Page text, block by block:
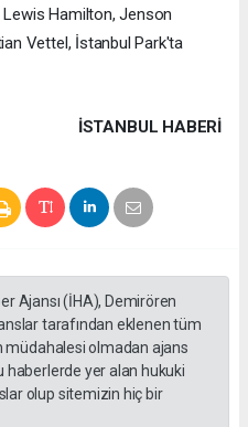
Hamilton, Jenson
Vettel, İstanbul Park'ta
İSTANBUL HABERİ
Ajansı (İHA), Demirören
tarafından eklenen tüm
müdahalesi olmadan ajans
haberlerde yer alan hukuki
olup sitemizin hiç bir